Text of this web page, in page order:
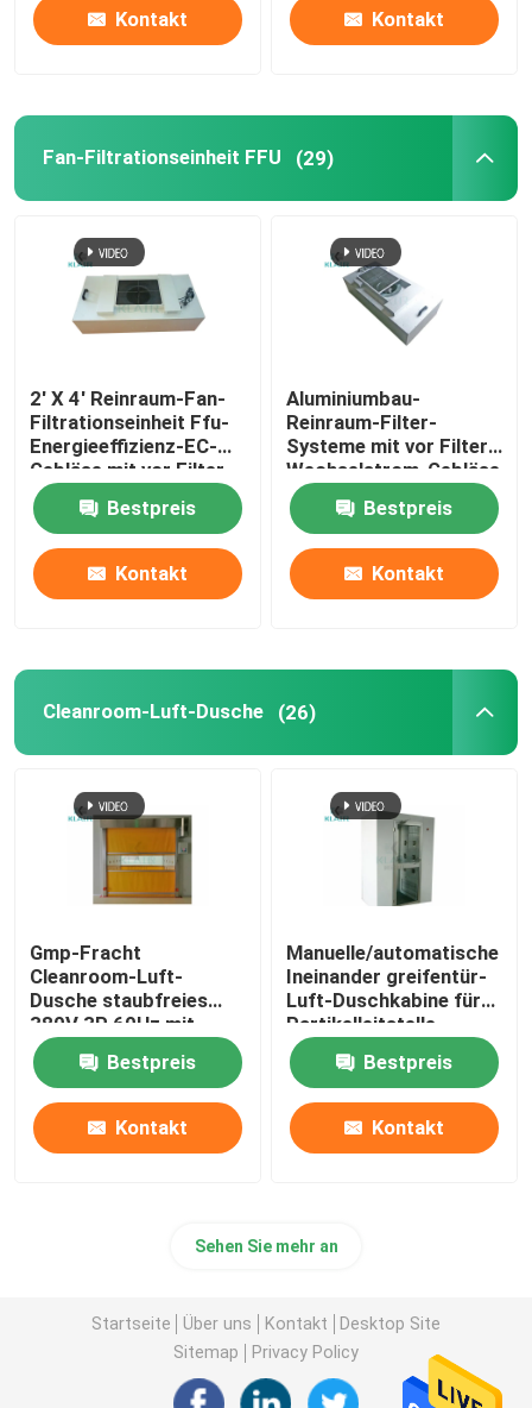
Treten Sie mit uns in Verbindung
Hvac-Luftfilter
hepa Luftfilter
Fan-Filtrationseinheit FFU
Cleanroom-Luft-Dusche
Spray-Stand-Luftfilter
Luftfilter der hohen Temperatur
Luftreinigerfilter
Durchlaufkasten
Kontakt Kontakt
Fan-Filtrationseinheit FFU (29)
2' X 4' Reinraum-Fan-
Filtrationseinheit Ffu-
Energieeffizienz-EC-
Gebläse mit vor Filter
Bestpreis
Kontakt
Aluminiumbau-
Reinraum-Filter-
Systeme mit vor Filter-
Wechselstrom-Gebläse
Bestpreis
Kontakt
Cleanroom-Luft-Dusche (26)
Gmp-Fracht
Cleanroom-Luft-
Dusche staubfreies
380V 3P 60Hz mit
schneller Rollen-Tür
Bestpreis
Kontakt
Manuelle/automatische
Ineinander greifentür-
Luft-Duschkabine für
Partikelleitstelle
Bestpreis
Kontakt
Sehen Sie mehr an
Startseite Über uns Kontakt
Desktop Site
Sitemap
Privacy Policy